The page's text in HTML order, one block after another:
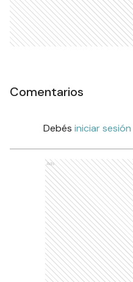
Comentarios
Debés iniciar sesión
Ads